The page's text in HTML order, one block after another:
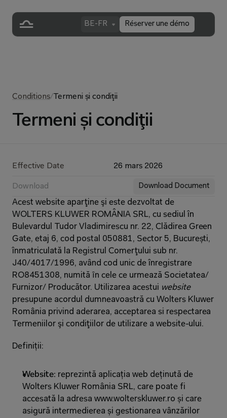
Réserver une démo
BE-FR
Conditions/Termeni și condiţii
Termeni și condiţii
Effective Date 26 mars 2026
Download Download Document
Acest website aparţine şi este dezvoltat de
WOLTERS KLUWER ROMÂNIA SRL, cu sediul în
Bulevardul Tudor Vladimirescu nr. 22, Clădirea Green
Gate, etaj 6, cod postal 050881, Sector 5, București,
înmatriculată la Registrul Comerţului sub nr.
J40/4017/1996, având cod unic de înregistrare
RO8451308, numită ȋn cele ce urmează Societatea/
Furnizor/ Producător. Utilizarea acestui
website
presupune acordul dumneavoastră cu Wolters Kluwer
România privind aderarea, acceptarea si respectarea
Termeniilor şi condiţiilor de utilizare a website-ului.
Definiții:
Website: reprezintă aplicația web deținută de
Wolters Kluwer România SRL, care poate fi
accesată la adresa www.wolterskluwer.ro și care
asigură intermedierea și gestionarea vânzărilor